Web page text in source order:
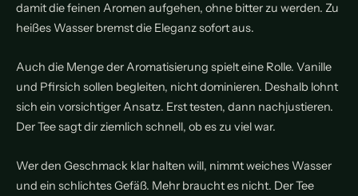
damit die feinen Aromen aufgehen, ohne bitter zu werden. Zu
heißes Wasser bremst die Eleganz sofort aus.
Auch die Menge der Aromatisierung spielt eine Rolle. Vanille
und Pfirsich sollen begleiten, nicht dominieren. Deshalb lohnt
sich ein vorsichtiger Ansatz. Erst testen, dann nachjustieren.
Der Tee sagt dir ziemlich schnell, ob es zu viel war.
Wer den Geschmack klar halten will, nimmt weiches Wasser
und ein schlichtes Gefäß. Mehr braucht es nicht. Der Tee